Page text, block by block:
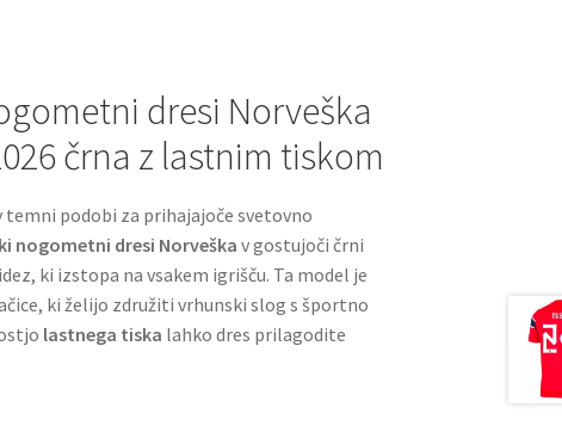
dresi Norveška
črna z lastnim tiskom
podobi za prihajajoče svetovno
nogometni dresi Norveška v gostujoči črni
ki izstopa na vsakem igrišču. Ta model je
ki želijo združiti vrhunski slog s športno
lastnega tiska lahko dres prilagodite